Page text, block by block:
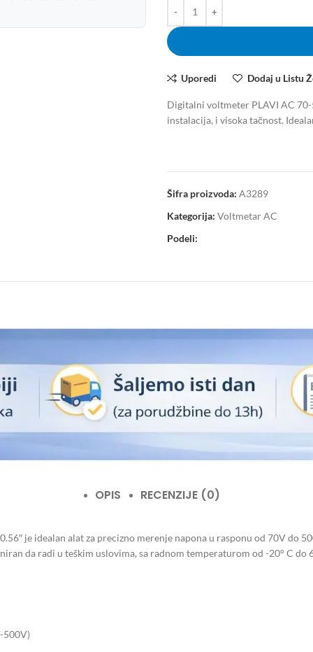
Uporedi Dodaj u Listu
Digitalni voltmeter PLAVI AC 70-
instalacija, i visoka tačnost.
Šifra proizvoda: A3289
Kategorija: Voltmetar AC
Podeli:
OPIS RECENZIJE (0)
je idealan alat za precizno merenje napona u rasponu od 70V do
da radi u teškim uslovima, sa radnom temperaturom od -20° C do
500V)